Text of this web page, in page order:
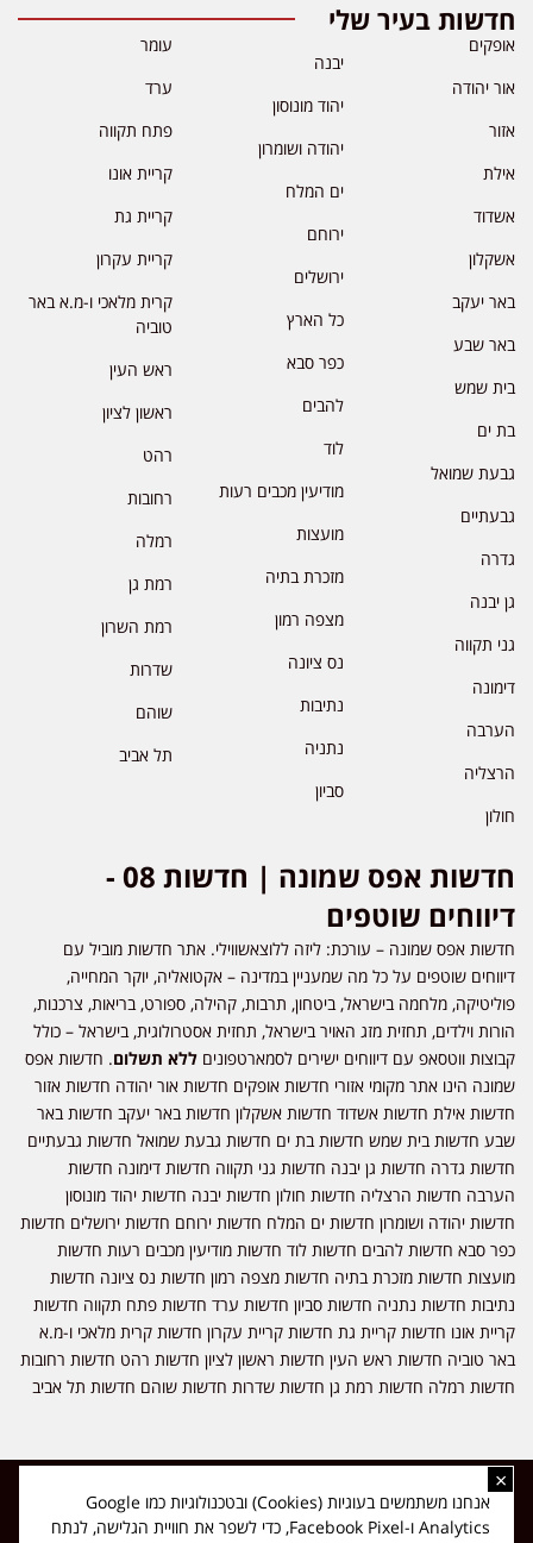
חדשות בעיר שלי
אופקים
אור יהודה
אזור
אילת
אשדוד
אשקלון
באר יעקב
באר שבע
בית שמש
בת ים
גבעת שמואל
גבעתיים
גדרה
גן יבנה
גני תקווה
דימונה
הערבה
הרצליה
חולון
יבנה
יהוד מונוסון
יהודה ושומרון
ים המלח
ירוחם
ירושלים
כל הארץ
כפר סבא
להבים
לוד
מודיעין מכבים רעות
מועצות
מזכרת בתיה
מצפה רמון
נס ציונה
נתיבות
נתניה
סביון
עומר
ערד
פתח תקווה
קריית אונו
קריית גת
קריית עקרון
קרית מלאכי ו-מ.א באר
טוביה
ראש העין
ראשון לציון
רהט
רחובות
רמלה
רמת גן
רמת השרון
שדרות
שוהם
תל אביב
חדשות אפס שמונה | חדשות 08 -
דיווחים שוטפים
חדשות אפס שמונה – עורכת: ליזה ללוצאשווילי. אתר חדשות מוביל עם
דיווחים שוטפים על כל מה שמעניין במדינה – אקטואליה, יוקר המחייה,
פוליטיקה, מלחמה בישראל, ביטחון, תרבות, קהילה, ספורט, בריאות, צרכנות,
הורות וילדים, תחזית מזג האויר בישראל, תחזית אסטרולוגית, בישראל – כולל
קבוצות ווטסאפ עם דיווחים ישירים לסמארטפונים ללא תשלום. חדשות אפס
שמונה הינו אתר מקומי אזורי חדשות אופקים חדשות אור יהודה חדשות אזור
חדשות אילת חדשות אשדוד חדשות אשקלון חדשות באר יעקב חדשות באר
שבע חדשות בית שמש חדשות בת ים חדשות גבעת שמואל חדשות גבעתיים
חדשות גדרה חדשות גן יבנה חדשות גני תקווה חדשות דימונה חדשות
הערבה חדשות הרצליה חדשות חולון חדשות יבנה חדשות יהוד מונוסון
חדשות יהודה ושומרון חדשות ים המלח חדשות ירוחם חדשות ירושלים חדשות
כפר סבא חדשות להבים חדשות לוד חדשות מודיעין מכבים רעות חדשות
מועצות חדשות מזכרת בתיה חדשות מצפה רמון חדשות נס ציונה חדשות
נתיבות חדשות נתניה חדשות סביון חדשות ערד חדשות פתח תקווה חדשות
קריית אונו חדשות קריית גת חדשות קריית עקרון חדשות קרית מלאכי ו-מ.א
באר טוביה חדשות ראש העין חדשות ראשון לציון חדשות רהט חדשות רחובות
חדשות רמלה חדשות רמת גן חדשות שדרות חדשות שוהם חדשות תל אביב
כל הזכויות שמורות ל-ליזה ללוצאשווילי - חדשות אפס שמונה - דיווחים בזמן
אמת, נוסד בשנת 2019 | טל' לפרסומים 054-9759222 מייל מערכת
news08.net@gmail.com
×
אנחנו משתמשים בעוגיות (Cookies) ובטכנולוגיות כמו Google
Analytics ו-Facebook Pixel, כדי לשפר את חוויית הגלישה, לנתח